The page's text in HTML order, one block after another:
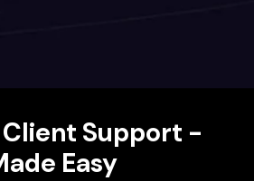
Support -
Easy